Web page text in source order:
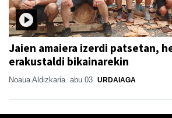
Jaien amaiera izerdi patsetan,
erakustaldi bikainarekin
Noaua Aldizkaria abu 03 URDAIAGA